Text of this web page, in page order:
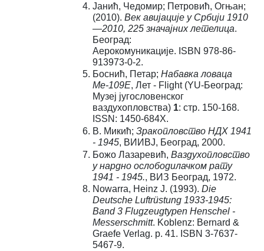
Јанић, Чедомир; Петровић, Огњан;
(2010). Век авијације у Србији 1910
—2010, 225 значајних летелица.
Београд:
Аерокомуникације. ISBN 978-86-
913973-0-2.
Боснић, Петар; Набавка ловаца
Ме-109Е, Лет - Flight(YU-Београд:
Музеј југословенског
ваздухопловства) 1: стр. 150-168.
ISSN: 1450-684X.
В. Микић; Зракопловство НДХ 1941
- 1945, ВИИВЈ, Београд, 2000.
Божо Лазаревић, Ваздухопловство
у нардно ослободилачком рату
1941 - 1945., ВИЗ Београд, 1972.
Nowarra, Heinz J. (1993). Die
Deutsche Luftrüstung 1933-1945:
Band 3 Flugzeugtypen Henschel -
Messerschmitt. Koblenz: Bernard &
Graefe Verlag. p. 41. ISBN 3-7637-
5467-9.